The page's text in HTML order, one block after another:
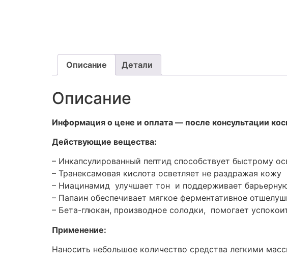
Описание Детали
Описание
Информация о цене и оплата — после консультации
Действующие вещества:
– Инкапсулированный пептид способствует быстрому
– Транексамовая кислота осветляет не раздражая кожу
– Ниацинамид улучшает тон и поддерживает
– Папаин обеспечивает мягкое ферментативное
– Бета-глюкан, производное солодки, помогает
Применение:
Наносить небольшое количество средства легкими